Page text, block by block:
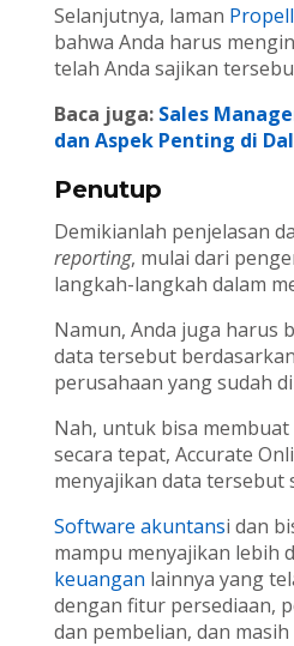
Selanjutnya, laman
bahwa Anda harus
telah Anda sajikan
Baca juga: Sales
dan Aspek Penting di
Penutup
Demikianlah penjelasan
reporting, mulai dari
langkah-langkah dalam
Namun, Anda juga harus
data tersebut berdasarkan
perusahaan yang sudah
Nah, untuk bisa
secara tepat, Accurate
menyajikan data tersebut
Software akuntansi dan
mampu menyajikan lebih
keuangan lainnya yang
dengan fitur persediaan,
dan pembelian, dan